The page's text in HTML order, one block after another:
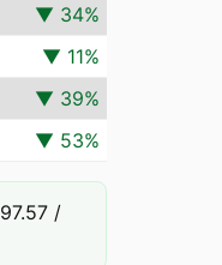
▼ 34%
▼ 11%
▼ 39%
▼ 53%
/